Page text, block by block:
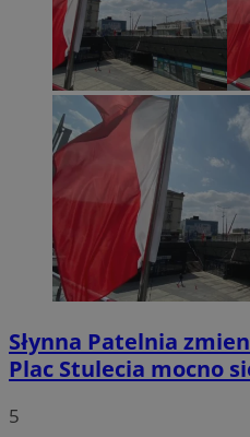
Słynna Patelnia
Plac Stulecia mocno
5